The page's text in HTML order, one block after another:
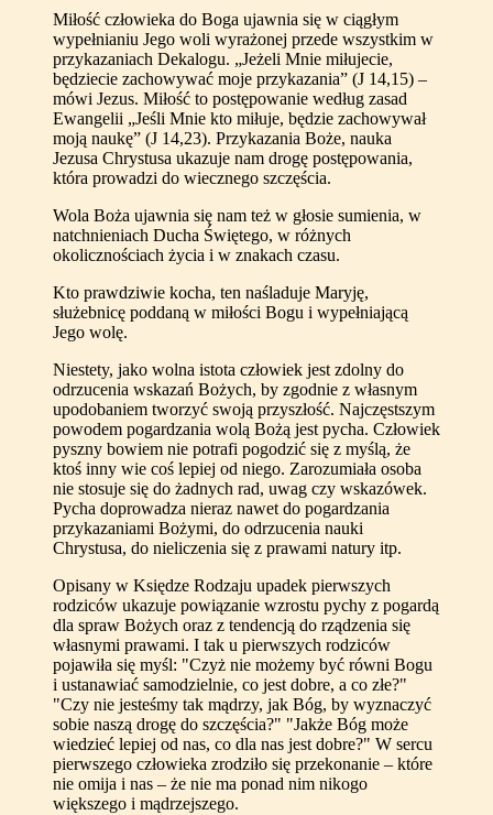
Miłość człowieka do Boga ujawnia się w ciągłym
wypełnianiu Jego woli wyrażonej przede wszystkim w
przykazaniach Dekalogu. „Jeżeli Mnie miłujecie,
będziecie zachowywać moje przykazania” (J 14,15) –
mówi Jezus. Miłość to postępowanie według zasad
Ewangelii „Jeśli Mnie kto miłuje, będzie zachowywał
moją naukę” (J 14,23). Przykazania Boże, nauka
Jezusa Chrystusa ukazuje nam drogę postępowania,
która prowadzi do wiecznego szczęścia.
Wola Boża ujawnia się nam też w głosie sumienia, w
natchnieniach Ducha Świętego, w różnych
okolicznościach życia i w znakach czasu.
Kto prawdziwie kocha, ten naśladuje Maryję,
służebnicę poddaną w miłości Bogu i wypełniającą
Jego wolę.
Niestety, jako wolna istota człowiek jest zdolny do
odrzucenia wskazań Bożych, by zgodnie z własnym
upodobaniem tworzyć swoją przyszłość. Najczęstszym
powodem pogardzania wolą Bożą jest pycha. Człowiek
pyszny bowiem nie potrafi pogodzić się z myślą, że
ktoś inny wie coś lepiej od niego. Zarozumiała osoba
nie stosuje się do żadnych rad, uwag czy wskazówek.
Pycha doprowadza nieraz nawet do pogardzania
przykazaniami Bożymi, do odrzucenia nauki
Chrystusa, do nieliczenia się z prawami natury itp.
Opisany w Księdze Rodzaju upadek pierwszych
rodziców ukazuje powiązanie wzrostu pychy z pogardą
dla spraw Bożych oraz z tendencją do rządzenia się
własnymi prawami. I tak u pierwszych rodziców
pojawiła się myśl: "Czyż nie możemy być równi Bogu
i ustanawiać samodzielnie, co jest dobre, a co złe?"
"Czy nie jesteśmy tak mądrzy, jak Bóg, by wyznaczyć
sobie naszą drogę do szczęścia?" "Jakże Bóg może
wiedzieć lepiej od nas, co dla nas jest dobre?" W sercu
pierwszego człowieka zrodziło się przekonanie – które
nie omija i nas – że nie ma ponad nim nikogo
większego i mądrzejszego.